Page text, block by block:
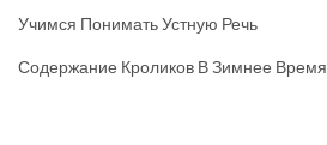
Учимся Понимать Устную Речь
Содержание Кроликов В Зимнее Время